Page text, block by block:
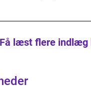
Få læst flere indlæg